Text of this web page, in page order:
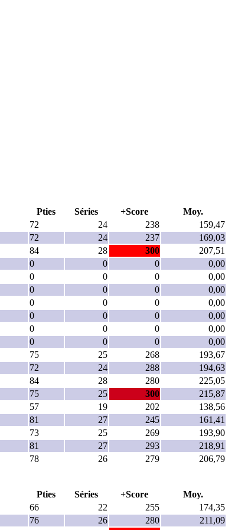
Pties Séries +Score
Moy.
72 24 238
159,47
72 24 237
169,03
84 28 300
207,51
0 0 0
0,00
0 0 0
0,00
0 0 0
0,00
0 0 0
0,00
0 0 0
0,00
0 0 0
0,00
0 0 0
0,00
75 25 268
193,67
72 24 288
194,63
84 28 280
225,05
75 25 300
215,87
57 19 202
138,56
81 27 245
161,41
73 25 269
193,90
81 27 293
218,91
78 26 279 206,79
Pties Séries +Score
Moy.
66 22 255
174,35
76 26 280
211,09